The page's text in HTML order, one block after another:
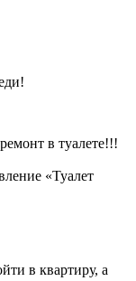
в туалете!!!
«Туалет
в квартиру, а